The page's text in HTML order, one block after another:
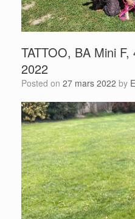
TATTOO, BA Mini
2022
Posted on 27 mars 2022 by